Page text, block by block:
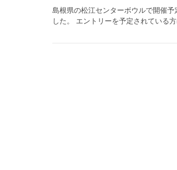
島根県の松江センターボウルで開催
した。 エントリーを予定されてい